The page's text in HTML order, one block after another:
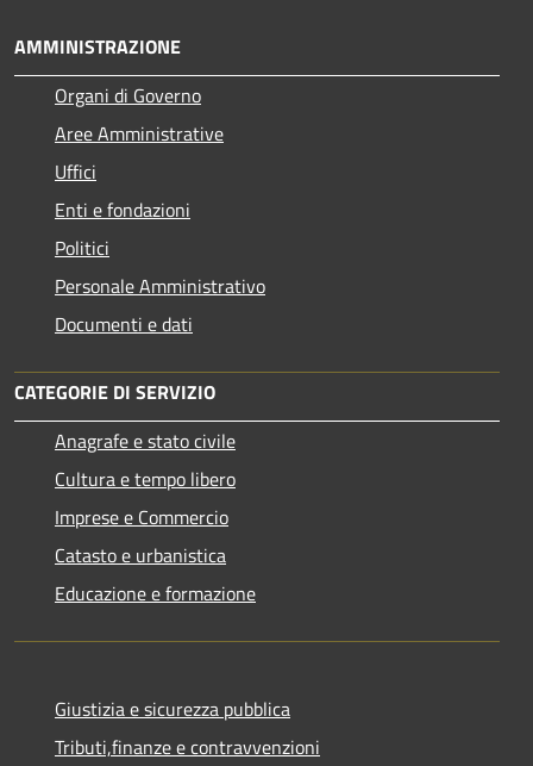
AMMINISTRAZIONE
Organi di Governo
Aree Amministrative
Uffici
Enti e fondazioni
Politici
Personale Amministrativo
Documenti e dati
CATEGORIE DI SERVIZIO
Anagrafe e stato civile
Cultura e tempo libero
Imprese e Commercio
Catasto e urbanistica
Educazione e formazione
Giustizia e sicurezza pubblica
Tributi,finanze e contravvenzioni